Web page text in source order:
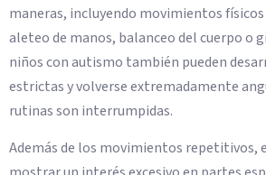
maneras, incluyendo movimientos
aleteo de manos, balanceo del cuerpo o
niños con autismo también pueden
estrictas y volverse extremadamente
rutinas son interrumpidas.
Además de los movimientos repetitivos,